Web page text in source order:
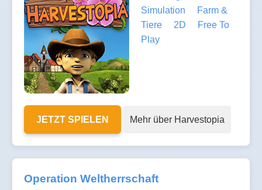
Simulation
Farm &
Tiere
2D
Free To
Play
JETZT SPIELEN Mehr über Harvestopia
Operation Weltherrschaft